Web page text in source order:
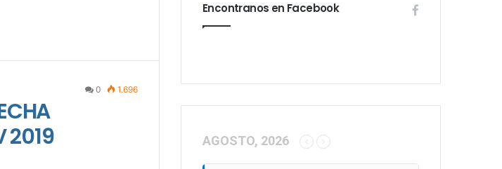
0 1.696
2019
Encontranos en Facebook
AGOSTO, 2026